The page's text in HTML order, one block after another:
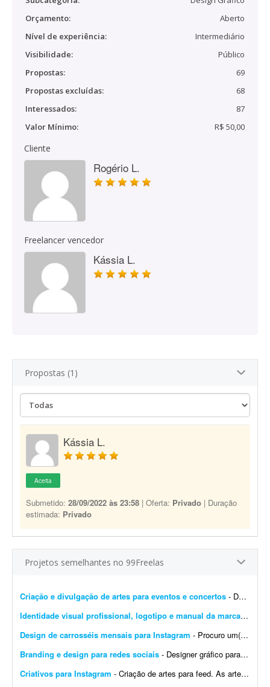
Orçamento:
Aberto
Nível de experiência:
Intermediário
Visibilidade:
Público
Propostas:
69
Propostas excluídas:
68
Interessados:
87
Valor Mínimo:
R$ 50,00
Cliente
Rogério L.
Freelancer vencedor
Kássia L.
Propostas (1)
Kássia L.
Aceita
Submetido: 28/09/2022 às 23:58 | Oferta: Privado | Duração
estimada: Privado
Projetos semelhantes no 99Freelas
Criação e divulgação de artes para eventos e concertos - Dar visibilidade por meio de publicidade, marketing, imagens 4D, propagandas, digitações, criação de logotipos e artes em geral. O objetivo é inovar na forma com...
Identidade visual profissional, logotipo e manual da marca
- Crio
Design de carrosséis mensais para Instagram - Procuro um(a) designer para criar 4 carrosséis por mês para o Instagram de uma franquia de uma rede de farmácias. A marca já tem identidade visual definida pela rede/mat...
Branding e design para redes sociais - Designer gráfico para startup SaaS na área da saúde (projeto inicial com possibilidade de longo prazo) Sobre a empresa A Sulnex é uma startup SaaS brasileira em desenv...
Criativos para Instagram - Criação de artes para feed. As artes para stories serão adaptações/replicações das peças do feed, com os ajustes necessários ao forma...